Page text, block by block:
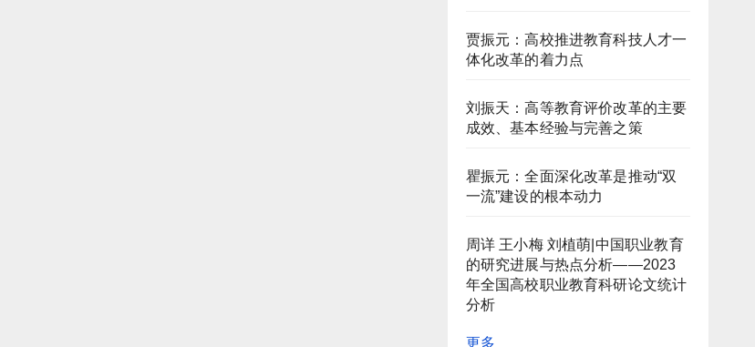
贾振元：高校推进教育科技人才一
体化改革的着力点
刘振天：高等教育评价改革的主要
成效、基本经验与完善之策
瞿振元：全面深化改革是推动“双
一流”建设的根本动力
周详 王小梅 刘植萌|中国职业教育
的研究进展与热点分析——2023
年全国高校职业教育科研论文统计
分析
更多